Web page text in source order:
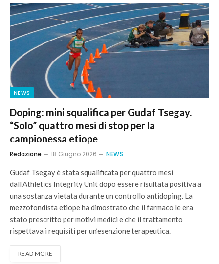
NEWS
Doping: mini squalifica per Gudaf Tsegay.
“Solo” quattro mesi di stop per la
campionessa etiope
Redazione 18 Giugno 2026 NEWS
Gudaf Tsegay è stata squalificata per quattro mesi
dall’Athletics Integrity Unit dopo essere risultata positiva a
una sostanza vietata durante un controllo antidoping. La
mezzofondista etiope ha dimostrato che il farmaco le era
stato prescritto per motivi medici e che il trattamento
rispettava i requisiti per un’esenzione terapeutica.
READ MORE